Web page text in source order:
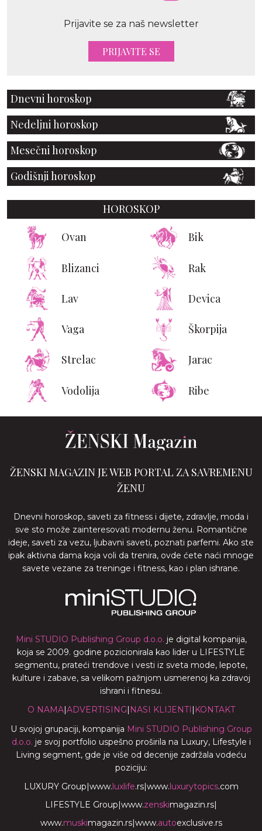
Prijavite se za naš newsletter
PRIJAVITE SE
Dnevni horoskop
Nedeljni horoskop
Mesečni horoskop
Godišnji horoskop
HOROSKOP
Ovan Bik
Blizanci Rak
Lav Devica
Vaga Škorpija
Strelac Jarac
Vodolija Ribe
ŽENSKI MAGAZIN JE WEB PORTAL ZA SAVREMENU
ŽENU
Dnevni horoskop, saveti za fitness i dijete, zdravlje, moda i
sve sto može zainteresovati modernu ženu. Romantične
ideje, saveti za vezu, ljubavni saveti, poznati parfemi. Ako ste
ipak aktivna dama koja voli da trenira, ovde ćete naći mnoge
savete vezane za treninge i fitness, kao i plan ishrane.
Mini STUDIO Publishing Group d.o.o. je digital kompanija,
koja se 2009. godine pozicionirala kao lider u LIFESTYLE
segmentu, prateći trendove i vesti iz sveta mode, lepote,
kulture i zabave, sa velikom pažnjom usmerenoj ka zdravoj
ishrani i fitnesu.
O NAMA|ADVERTISING| NASI KLIJENTI | KONTAKT
U svojoj grupaciji, kompanija Mini STUDIO Publishing Group
d.o.o. je svoj portfolio uspešno proširila na Luxury, Lifestyle i
Living segment, gde je više od decenije zadržala vodeću
poziciju:
LUXURY Group|www.luxlife.rs|www.luxurytopics.com
LIFESTYLE Group|www.zenskimagazin.rs|
www.muskimagazin.rs|www.autoexclusive.rs